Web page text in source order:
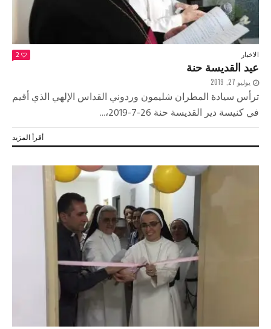
الاخبار 2
عيد القديسة حنة
يوليو 27, 2019
ترأس سيادة المطران شليمون وردوني القداس الإلهي الذي أقيم
في كنيسة دير القديسة حنة 26-7-2019،...
أقرأ المزيد